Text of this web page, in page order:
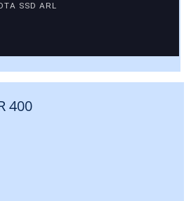
SSD ARL
400